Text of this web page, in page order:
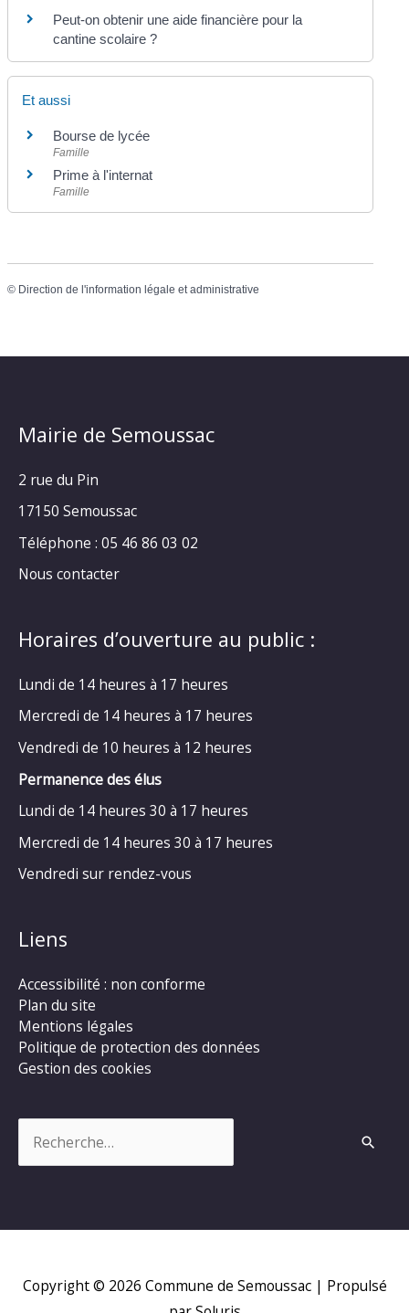
Peut-on obtenir une aide financière pour la
cantine scolaire ?
Et aussi
Bourse de lycée
Famille
Prime à l'internat
Famille
© Direction de l'information légale et administrative
Mairie de Semoussac
2 rue du Pin
17150 Semoussac
Téléphone : 05 46 86 03 02
Nous contacter
Horaires d’ouverture au public :
Lundi de 14 heures à 17 heures
Mercredi de 14 heures à 17 heures
Vendredi de 10 heures à 12 heures
Permanence des élus
Lundi de 14 heures 30 à 17 heures
Mercredi de 14 heures 30 à 17 heures
Vendredi sur rendez-vous
Liens
Accessibilité : non conforme
Plan du site
Mentions légales
Politique de protection des données
Gestion des cookies
Copyright © 2026 Commune de Semoussac| Propulsé